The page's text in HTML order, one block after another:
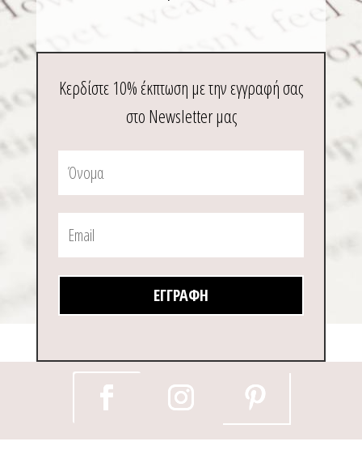
Κερδίστε 10% έκπτωση με την εγγραφή σας
στο Newsletter μας
ΕΓΓΡΑΦΉ